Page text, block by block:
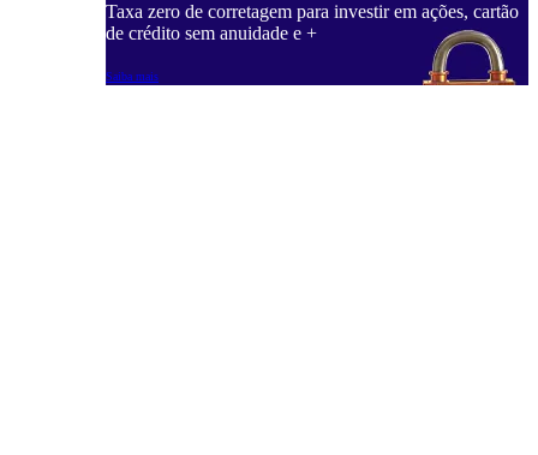
Taxa zero de corretagem para investir em ações, cartão
de crédito sem anuidade e +
Saiba mais